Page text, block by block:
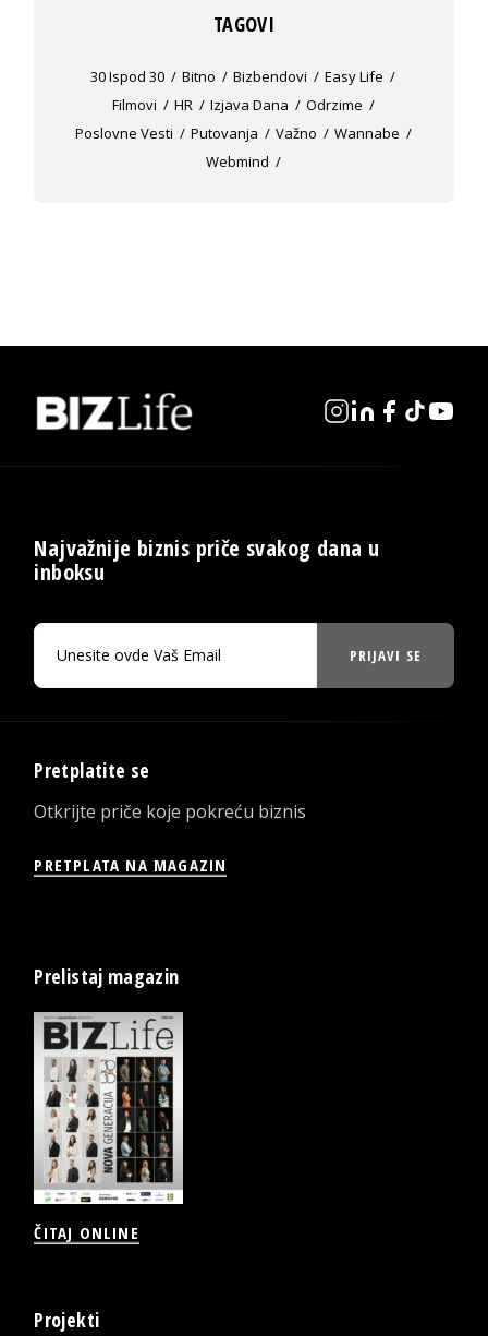
TAGOVI
30 Ispod 30 Bitno Bizbendovi
Easy Life
Filmovi
HR Izjava Dana
Odrzime
Poslovne Vesti
Putovanja Važno
Wannabe
Webmind
Najvažnije biznis priče svakog dana u
inboksu
PRIJAVI SE
Pretplatite se
Otkrijte priče koje pokreću biznis
PRETPLATA NA MAGAZIN
Prelistaj magazin
ČITAJ ONLINE
Projekti